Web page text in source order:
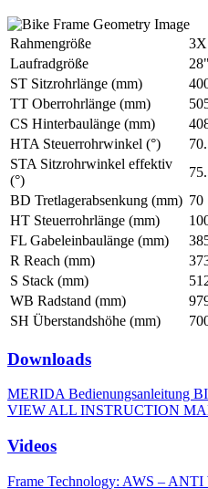
Rahmengröße
Laufradgröße
28"
ST Sitzrohrlänge (mm)
TT Oberrohrlänge (mm)
CS Hinterbaulänge (mm)
HTA Steuerrohrwinkel (°)
STA Sitzrohrwinkel effektiv
(°)
BD Tretlagerabsenkung (mm) 70
HT Steuerrohrlänge (mm)
FL Gabeleinbaulänge (mm)
R Reach (mm)
S Stack (mm)
WB Radstand (mm)
SH Überstandshöhe (mm)
Downloads
MERIDA Bedienungsanleitung
VIEW ALL INSTRUCTION
Videos
Frame Technology: AWS –